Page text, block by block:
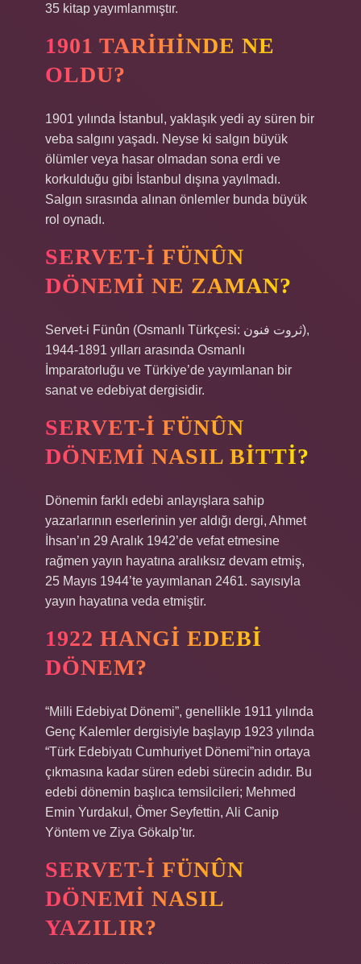
35 kitap yayımlanmıştır.
1901 TARIHINDE NE
OLDU?
1901 yılında İstanbul, yaklaşık yedi ay süren bir
veba salgını yaşadı. Neyse ki salgın büyük
ölümler veya hasar olmadan sona erdi ve
korkulduğu gibi İstanbul dışına yayılmadı.
Salgın sırasında alınan önlemler bunda büyük
rol oynadı.
SERVET-I FÜNÛN
DÖNEMI NE ZAMAN?
Servet-i Fünûn (Osmanlı Türkçesi: ثروت فنون),
1891-1944 yılları arasında Osmanlı
İmparatorluğu ve Türkiye’de yayımlanan bir
sanat ve edebiyat dergisidir.
SERVET-I FÜNÛN
DÖNEMI NASIL BITTI?
Dönemin farklı edebi anlayışlara sahip
yazarlarının eserlerinin yer aldığı dergi, Ahmet
İhsan’ın 29 Aralık 1942’de vefat etmesine
rağmen yayın hayatına aralıksız devam etmiş,
25 Mayıs 1944’te yayımlanan 2461. sayısıyla
yayın hayatına veda etmiştir.
1922 HANGI EDEBI
DÖNEM?
“Milli Edebiyat Dönemi”, genellikle 1911 yılında
Genç Kalemler dergisiyle başlayıp 1923 yılında
“Türk Edebiyatı Cumhuriyet Dönemi”nin ortaya
çıkmasına kadar süren edebi sürecin adıdır. Bu
edebi dönemin başlıca temsilcileri; Mehmed
Emin Yurdakul, Ömer Seyfettin, Ali Canip
Yöntem ve Ziya Gökalp’tır.
SERVET-I FÜNÛN
DÖNEMI NASIL
YAZILIR?